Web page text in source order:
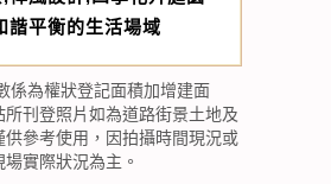
諧平衡的生活場域
係為權狀登記面積加增建面
所刊登照片如為道路街景土地及
供參考使用，因拍攝時間現況或
實際狀況為主。